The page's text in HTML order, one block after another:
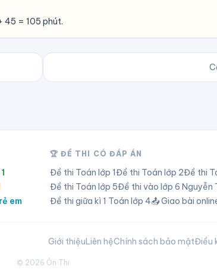
45 = 105 phút.
em
🏆 ĐỀ THI CÓ ĐÁP ÁN
Đề thi Toán lớp 1Đề thi Toán lớp 2Đề thi
Đề thi Toán lớp 5Đề thi vào lớp 6 Nguyễn
Đề thi giữa kì 1 Toán lớp 4📤 Giao bài
Giới thiệuLiên hệChính sách bảo mậtĐiều
© 2026 Ôn Thi